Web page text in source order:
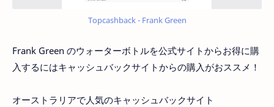
Topcashback - Frank Green
Frank Green のウォーターボトルを公式サイトからお得に購
入するにはキャッシュバックサイトからの購入がおススメ！
オーストラリアで人気のキャッシュバックサイト